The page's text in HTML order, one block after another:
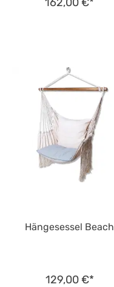
Hängesessel Beach
129,00 €*